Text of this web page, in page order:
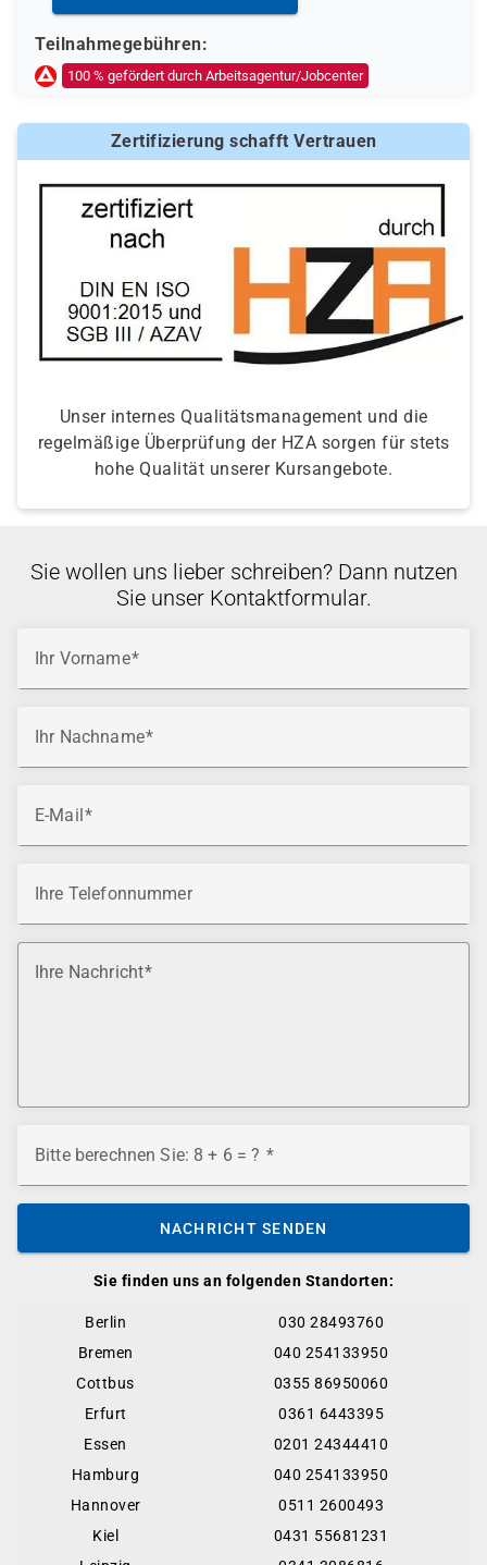
Teilnahmegebühren:
100 % gefördert durch Arbeitsagentur/Jobcenter
Zertifizierung schafft Vertrauen
Unser internes Qualitätsmanagement und die
regelmäßige Überprüfung der HZA sorgen für stets
hohe Qualität unserer Kursangebote.
Sie finden uns an folgenden Standorten:
Berlin
030 28493760
Bremen
040 254133950
Cottbus
0355 86950060
Erfurt
0361 6443395
Essen
0201 24344410
Hamburg
040 254133950
Hannover
0511 2600493
Kiel
0431 55681231
Sie wollen uns lieber schreiben? Dann nutzen
Sie unser Kontaktformular.
Ihr Vorname
Ihr Nachname
E-Mail
Ihre Telefonnummer
Ihre Nachricht
Bitte berechnen Sie: 8 + 6 = ?
NACHRICHT SENDEN